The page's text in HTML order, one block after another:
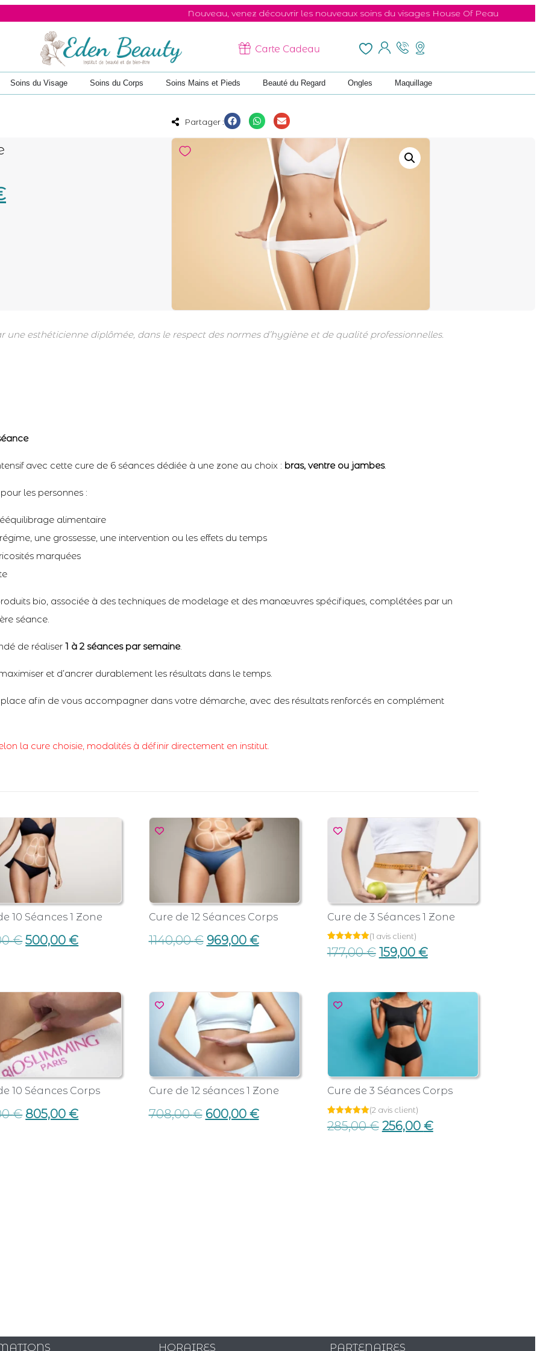
Nouveau, venez découvrir les nouveaux soins du visages House Of Peau
Carte Cadeau
Soins du Visage Soins du Corps Soins Mains et Pieds Beauté du Regard Ongles Maquillage
Partager :
une esthéticienne diplômée, dans le respect des normes d’hygiène et de qualité professionnelles.
avec cette cure de 6 séances dédiée à une zone au choix : bras, ventre ou jambes.
les personnes :
alimentaire
une grossesse, une intervention ou les effets du temps
marquées
bio, associée à des techniques de modelage et des manœuvres spécifiques, complétées par un
séance.
de réaliser 1 à 2 séances par semaine.
et d’ancrer durablement les résultats dans le temps.
afin de vous accompagner dans votre démarche, avec des résultats renforcés en complément
la cure choisie, modalités à définir directement en institut.
10 Séances 1 Zone
€ 500,00€
Cure de 12 Séances Corps
1140,00€ 969,00 €
Cure de 3 Séances 1 Zone
Noté
5.00
1
(1 avis client)
177,00€ 159,00 €
10 Séances Corps
€ 805,00€
Cure de 12 séances 1 Zone
708,00€ 600,00 €
Cure de 3 Séances Corps
Noté
5.00
2
(2avis client)
285,00€ 256,00 €
HORAIRES PARTENAIRES